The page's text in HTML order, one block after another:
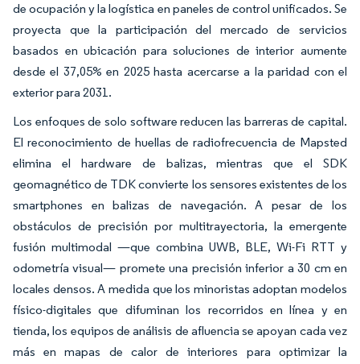
de ocupación y la logística en paneles de control unificados. Se
proyecta que la participación del mercado de servicios
basados en ubicación para soluciones de interior aumente
desde el 37,05% en 2025 hasta acercarse a la paridad con el
exterior para 2031.
Los enfoques de solo software reducen las barreras de capital.
El reconocimiento de huellas de radiofrecuencia de Mapsted
elimina el hardware de balizas, mientras que el SDK
geomagnético de TDK convierte los sensores existentes de los
smartphones en balizas de navegación. A pesar de los
obstáculos de precisión por multitrayectoria, la emergente
fusión multimodal —que combina UWB, BLE, Wi-Fi RTT y
odometría visual— promete una precisión inferior a 30 cm en
locales densos. A medida que los minoristas adoptan modelos
físico-digitales que difuminan los recorridos en línea y en
tienda, los equipos de análisis de afluencia se apoyan cada vez
más en mapas de calor de interiores para optimizar la